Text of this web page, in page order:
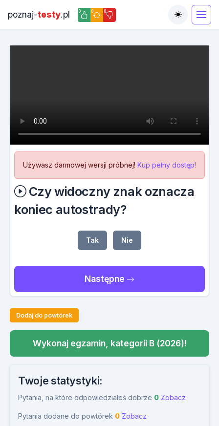
poznaj-testy.pl 0 0 0
Toggle
Używasz darmowej wersji próbnej! Kup pełny dostęp!
Czy widoczny znak oznacza
koniec autostrady?
Tak Nie
Następne
Dodaj do powtórek
Wykonaj egzamin, kategorii B (2026)!
Twoje statystyki:
Pytania, na które odpowiedziałeś dobrze 0 Zobacz
Pytania dodane do powtórek 0 Zobacz